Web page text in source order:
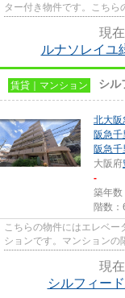
ター付き物件です。こち
現
ルナソレイユ
賃貸｜マンション シル
北大阪
阪急千
阪急千
大阪府
-
築年数
階数：
こちらの物件にはエレベー
ションです。マンションの
現
シルフィー